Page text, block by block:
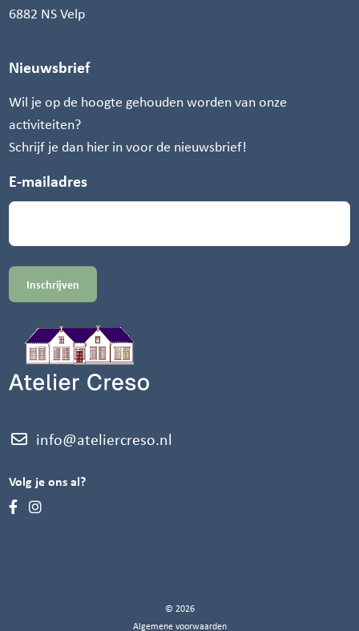
6882 NS Velp
Nieuwsbrief
Wil je op de hoogte gehouden worden van onze
activiteiten?
Schrijf je dan hier in voor de nieuwsbrief!
E-mailadres
info@ateliercreso.nl
Volg je ons al?
© 2026
Algemene voorwaarden